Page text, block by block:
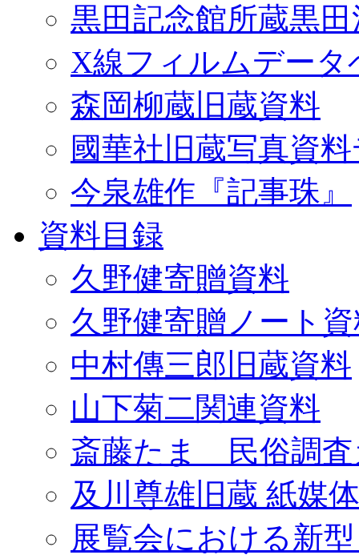
黒田記念館所蔵黒
X線フィルムデータ
森岡柳蔵旧蔵資料
國華社旧蔵写真資
今泉雄作『記事珠』
資料目録
久野健寄贈資料
久野健寄贈ノート
中村傳三郎旧蔵資料
山下菊二関連資料
斎藤たま 民俗調査
及川尊雄旧蔵 紙媒
展覧会における新